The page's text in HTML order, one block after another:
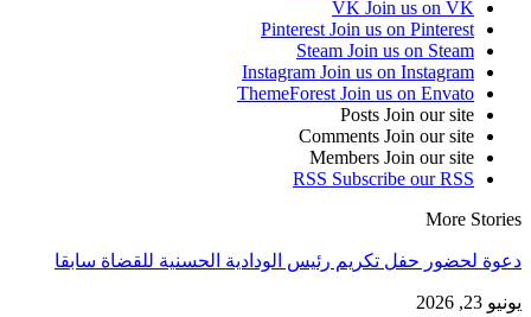
VK Join us on VK
Pinterest Join us on Pinterest
Steam Join us on Steam
Instagram Join us on Instagram
ThemeForest Join us on Envato
Posts Join our site
Comments Join our site
Members Join our site
RSS Subscribe our RSS
More Stories
دعوة لحضور حفل تكريم رئيس الودادية الحسنية للقضاة سابقا
يونيو 23, 2026